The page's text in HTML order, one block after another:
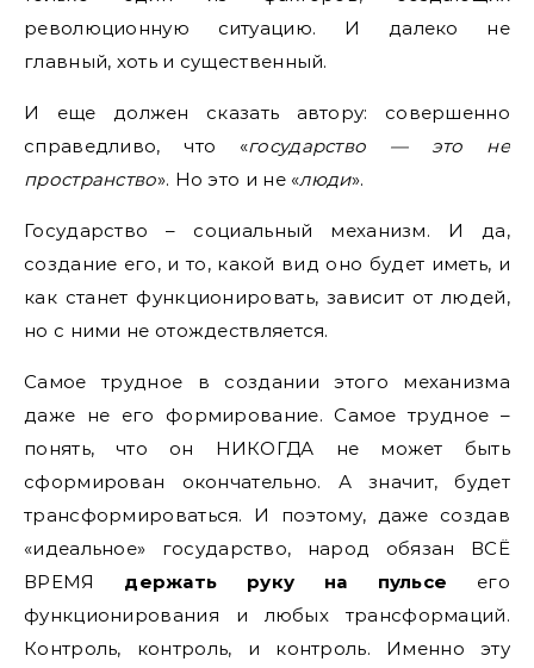
революционную ситуацию. И далеко не
главный, хоть и существенный.
И еще должен сказать автору: совершенно
справедливо, что «государство — это не
пространство». Но это и не «люди».
Государство – социальный механизм. И да,
создание его, и то, какой вид оно будет иметь, и
как станет функционировать, зависит от людей,
но с ними не отождествляется.
Самое трудное в создании этого механизма
даже не его формирование. Самое трудное –
понять, что он НИКОГДА не может быть
сформирован окончательно. А значит, будет
трансформироваться. И поэтому, даже создав
«идеальное» государство, народ обязан ВСЁ
ВРЕМЯ держать руку на пульсе его
функционирования и любых трансформаций.
Контроль, контроль, и контроль. Именно эту